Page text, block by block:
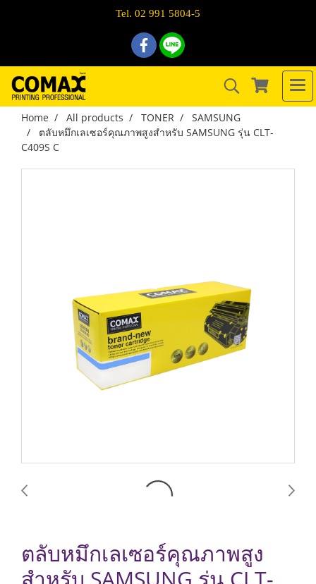
Tel. 02 991 5804-5
Home All products TONER
SAMSUNG
ตลับหมึกเลเซอร์คุณภาพสูงสำหรับ SAMSUNG รุ่น CLT-
C409S C
ตลับหมึกเลเซอร์คุณภาพสูง